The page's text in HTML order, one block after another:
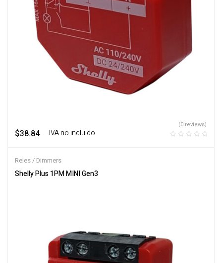
$38.84 ‎ ‎ ‎ IVA no incluido
(0 reviews)
Reles / Dimmers
Shelly Plus 1PM MINI Gen3